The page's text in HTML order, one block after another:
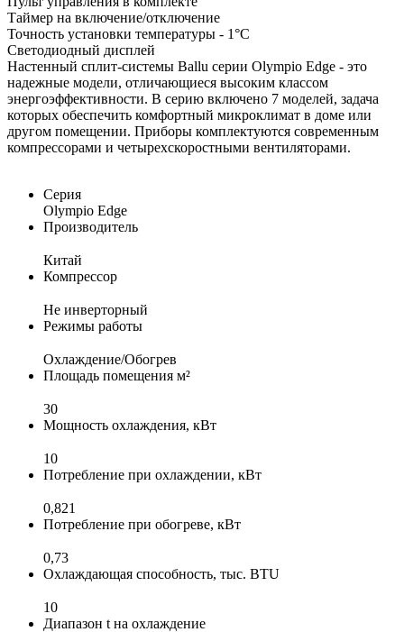
Таймер на включение/отключение
Точность установки температуры - 1°С
Светодиодный дисплей
Настенный сплит-системы Ballu серии Olympio Edge - это
надежные модели, отличающиеся высоким классом
энергоэффективности. В серию включено 7 моделей, задача
которых обеспечить комфортный микроклимат в доме или
другом помещении. Приборы комплектуются современным
компрессорами и четырехскоростными вентиляторами.
Серия
Olympio Edge
Производитель
Китай
Компрессор
Не инверторный
Режимы работы
Охлаждение/Обогрев
Площадь помещения м²
30
Мощность охлаждения, кВт
10
Потребление при охлаждении, кВт
0,821
Потребление при обогреве, кВт
0,73
Охлаждающая способность, тыс. BTU
10
Диапазон t на охлаждение